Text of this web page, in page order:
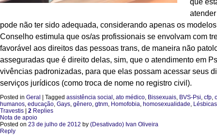
que
pode não ter sido adequada, considerando apenas os
Conselho estimula que os/as profissionais se envolvam com
favorável aos direitos das pessoas trans, de maneira não
asseguradas que é direito delas, sim, que o atendimento em
vivências padronizadas, para que elas possam acessar seus
serviços jurídicos (como troca de nome no registro civil).
Posted in Geral Tagged assistência social , ato médico, Bissexuais, BVS-Psi, cfp,
humanos, educação, Gays, gênero, gtnm, Homofobia, homosexualidade, Lésbicas
Travestis
2 Replies
Nota de apoio
Posted on 23 de julho de 2012 by (Desativado) Ivan Oliveira
Reply